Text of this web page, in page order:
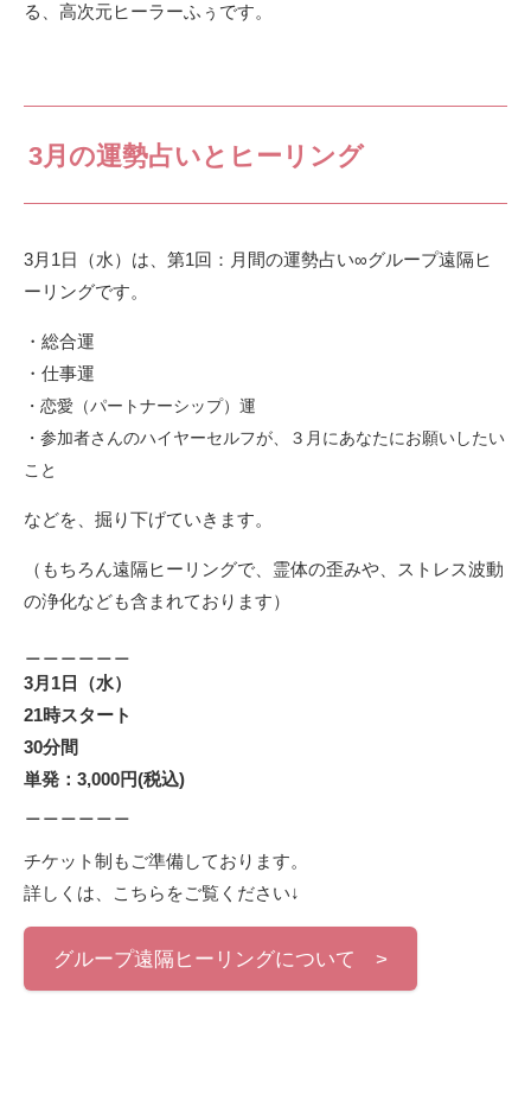
る、高次元ヒーラーふぅです。
3月の運勢占いとヒーリング
3月1日（水）は、第1回：月間の運勢占い∞グループ遠隔ヒ
ーリングです。
・総合運
・仕事運
・恋愛（パートナーシップ）運
・参加者さんのハイヤーセルフが、３月にあなたにお願いしたい
こと
などを、掘り下げていきます。
（もちろん遠隔ヒーリングで、霊体の歪みや、ストレス波動
の浄化なども含まれております）
3月1日（水）
21時スタート
30分間
単発：3,000円(税込)
チケット制もご準備しております。
詳しくは、こちらをご覧ください↓
グループ遠隔ヒーリングについて >